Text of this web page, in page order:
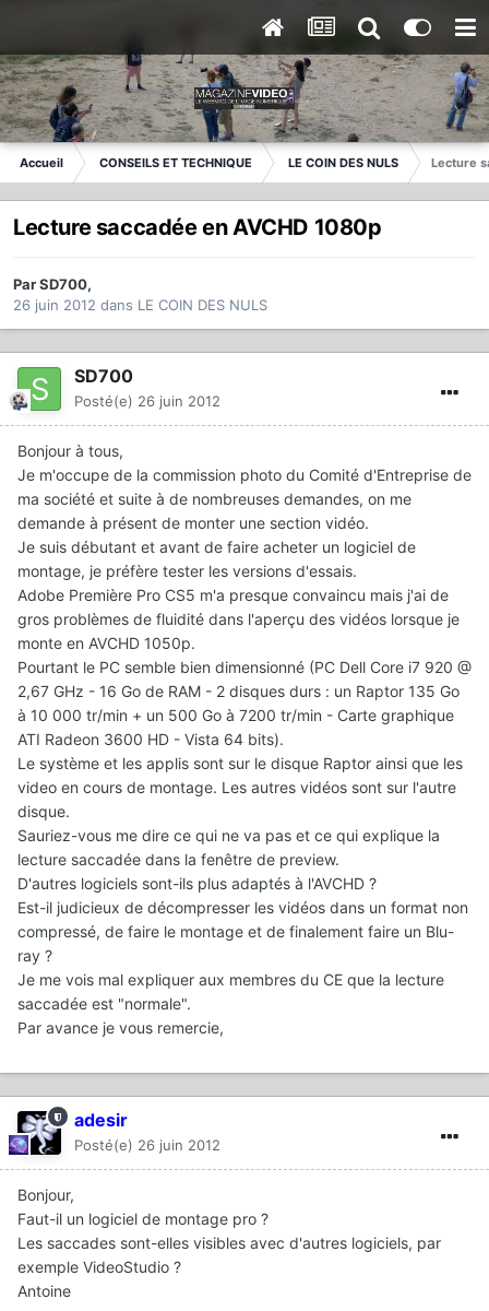
Accueil CONSEILS ET TECHNIQUE LE COIN DES NULS Lecture
Lecture saccadée en AVCHD 1080p
ParSD700,
26 juin 2012 dans LE COIN DES NULS
SD700
Posté(e) 26 juin 2012
Bonjour à tous,
Je m'occupe de la commission photo du Comité d'Entreprise de
ma société et suite à de nombreuses demandes, on me
demande à présent de monter une section vidéo.
Je suis débutant et avant de faire acheter un logiciel de
montage, je préfère tester les versions d'essais.
Adobe Première Pro CS5 m'a presque convaincu mais j'ai de
gros problèmes de fluidité dans l'aperçu des vidéos lorsque je
monte en AVCHD 1050p.
Pourtant le PC semble bien dimensionné (PC Dell Core i7 920 @
2,67 GHz - 16 Go de RAM - 2 disques durs : un Raptor 135 Go
à 10 000 tr/min + un 500 Go à 7200 tr/min - Carte graphique
ATI Radeon 3600 HD - Vista 64 bits).
Le système et les applis sont sur le disque Raptor ainsi que les
video en cours de montage. Les autres vidéos sont sur l'autre
disque.
Sauriez-vous me dire ce qui ne va pas et ce qui explique la
lecture saccadée dans la fenêtre de preview.
D'autres logiciels sont-ils plus adaptés à l'AVCHD ?
Est-il judicieux de décompresser les vidéos dans un format non
compressé, de faire le montage et de finalement faire un Blu-
ray ?
Je me vois mal expliquer aux membres du CE que la lecture
saccadée est "normale".
Par avance je vous remercie,
adesir
Posté(e) 26 juin 2012
Bonjour,
Faut-il un logiciel de montage pro ?
Les saccades sont-elles visibles avec d'autres logiciels, par
exemple VideoStudio ?
Antoine